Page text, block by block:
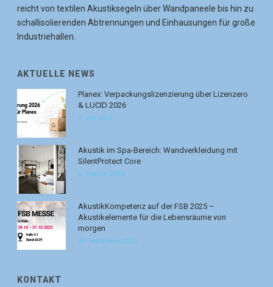
reicht von textilen Akustiksegeln über Wandpaneele bis hin zu
schallisolierenden Abtrennungen und Einhausungen für große
Industriehallen.
AKTUELLE NEWS
Planex: Verpackungslizenzierung über Lizenzero
& LUCID 2026
7. Juli 2026
Akustik im Spa-Bereich: Wandverkleidung mit
SilentProtect Core
6. Februar 2026
AkustikKompetenz auf der FSB 2025 –
Akustikelemente für die Lebensräume von
morgen
30. September 2025
KONTAKT